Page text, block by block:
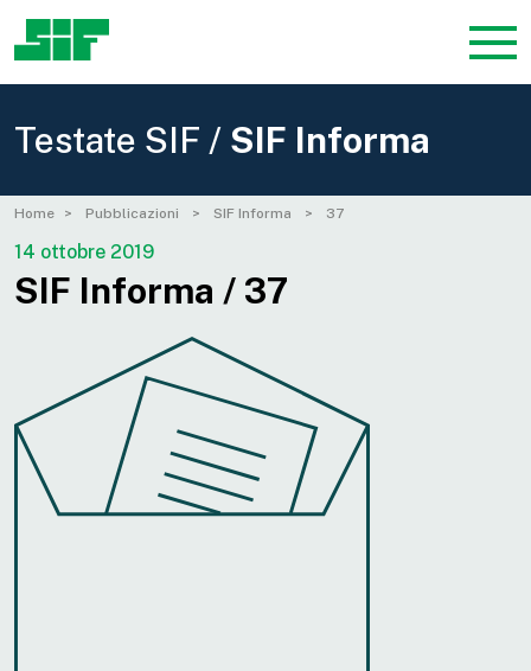
Testate SIF / SIF Informa
Home Pubblicazioni SIF Informa 37
14 ottobre 2019
SIF Informa / 37